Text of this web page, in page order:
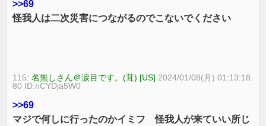
>>69
怪我人は二次災害につながるのでこないでください
115:名無しさん＠涙目です。(茸) [US] 2024/01/08(月) 01:13:18.
80 ID:nCYDja5W0
>>69
マジで何しに行ったのかイミフ 怪我人が来ていい所じ